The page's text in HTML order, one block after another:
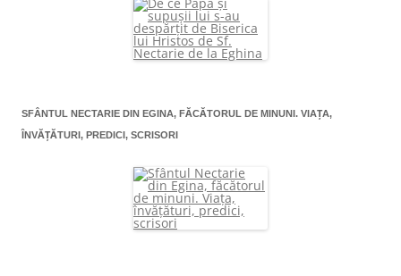
SFÂNTUL NECTARIE DIN EGINA, FĂCĂTORUL DE MINUNI. VIAŢA,
ÎNVĂŢĂTURI, PREDICI, SCRISORI